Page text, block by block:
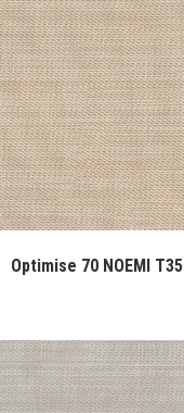
Optimise 70 NOEMI T35